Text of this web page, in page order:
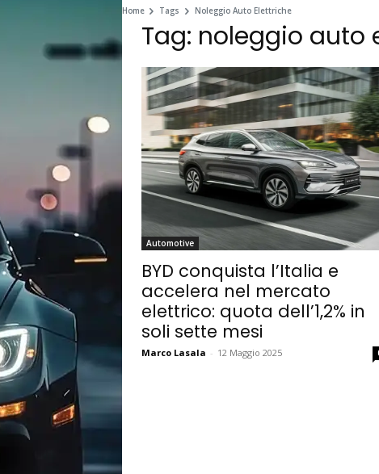
Home Tags Noleggio Auto Elettriche
Tag: noleggio auto
Automotive
BYD conquista l’Italia e
accelera nel mercato
elettrico: quota dell’1,2% in
soli sette mesi
Marco Lasala - 12 Maggio 2025